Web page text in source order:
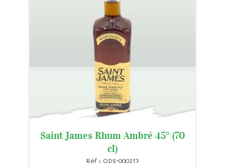
Saint James Rhum Ambré 45° (70
cl)
Réf : ODS-000217